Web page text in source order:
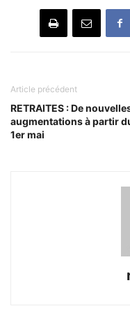
Article précédent
RETRAITES : De
augmentations à partir
1er mai